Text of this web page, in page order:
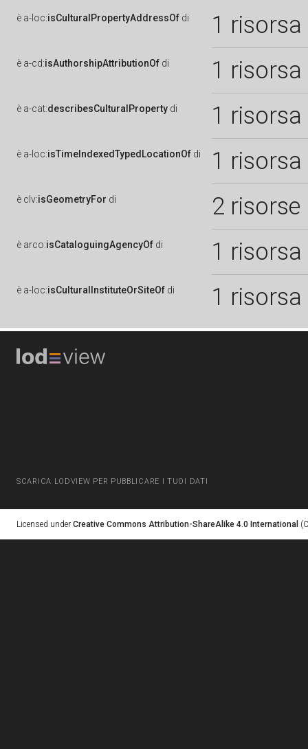
è a-loc:isCulturalPropertyAddressOf di 1 risorsa
è a-cd:isAuthorshipAttributionOf di 1 risorsa
è a-cat:describesCulturalProperty di 1 risorsa
è a-loc:isTimeIndexedTypedLocationOf di 1 risorsa
è clv:isGeometryFor di 2 risorse
è arco:isCataloguingAgencyOf di 1 risorsa
è a-loc:isCulturalInstituteOrSiteOf di 1 risorsa
SCARICA LODVIEW PER PUBBLICARE I TUOI DATI
Licensed under Creative Commons Attribution-ShareAlike 4.0 International